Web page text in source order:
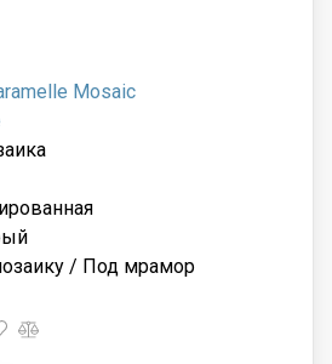
Mosaic
/ Под мрамор